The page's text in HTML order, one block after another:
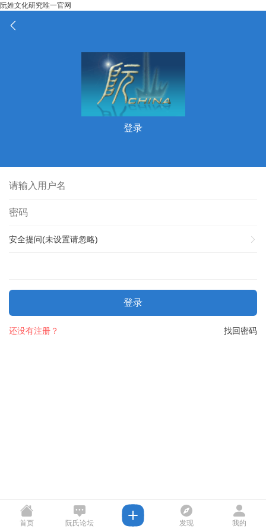
阮姓文化研究唯一官网
登录
安全提问(未设置请忽略)
登录
找回密码
还没有注册？
首页 阮氏论坛 发现 我的